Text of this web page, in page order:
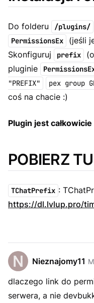
Do folderu /plugins/
PermissionsEx (jeśli
Skonfiguruj
prefix
pluginie
"PREFIX"
pex group
coś na chacie :)
Plugin jest
POBIERZ
TChatPrefix :
https://dl.lvlup.pro/
Nieznajomy11
dlaczego link do
serwera, a nie